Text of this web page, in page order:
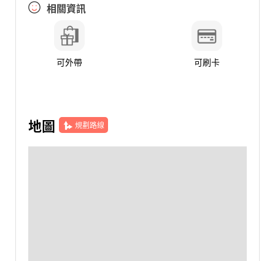
相關資訊
可外帶 可刷卡
地圖 規劃路線